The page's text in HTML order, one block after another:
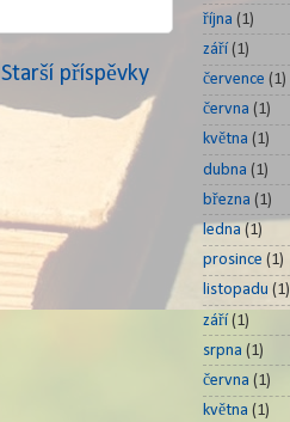
Starší příspěvky
října (1)
září (1)
července (1)
června (1)
května (1)
dubna (1)
března (1)
ledna (1)
prosince (1)
listopadu (1)
září(1)
srpna (1)
června (1)
května (1)